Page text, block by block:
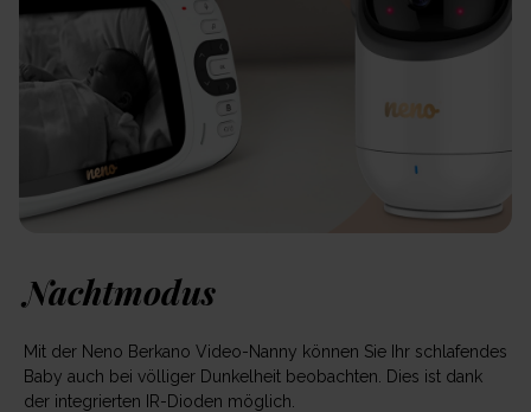
Nachtmodus
Mit der Neno Berkano Video-Nanny können Sie Ihr schlafendes
Baby auch bei völliger Dunkelheit beobachten. Dies ist dank
der integrierten IR-Dioden möglich.